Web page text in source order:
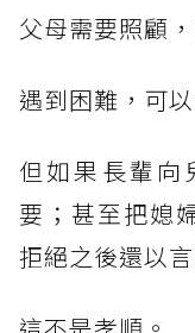
父母需要照顧
遇到困難，可
但如果長輩向
要；甚至把媳
拒絕之後還以